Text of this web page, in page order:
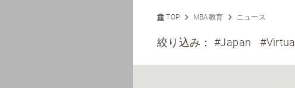
TOP MBA教育 ニュース
絞り込み：#Japan #Virtual